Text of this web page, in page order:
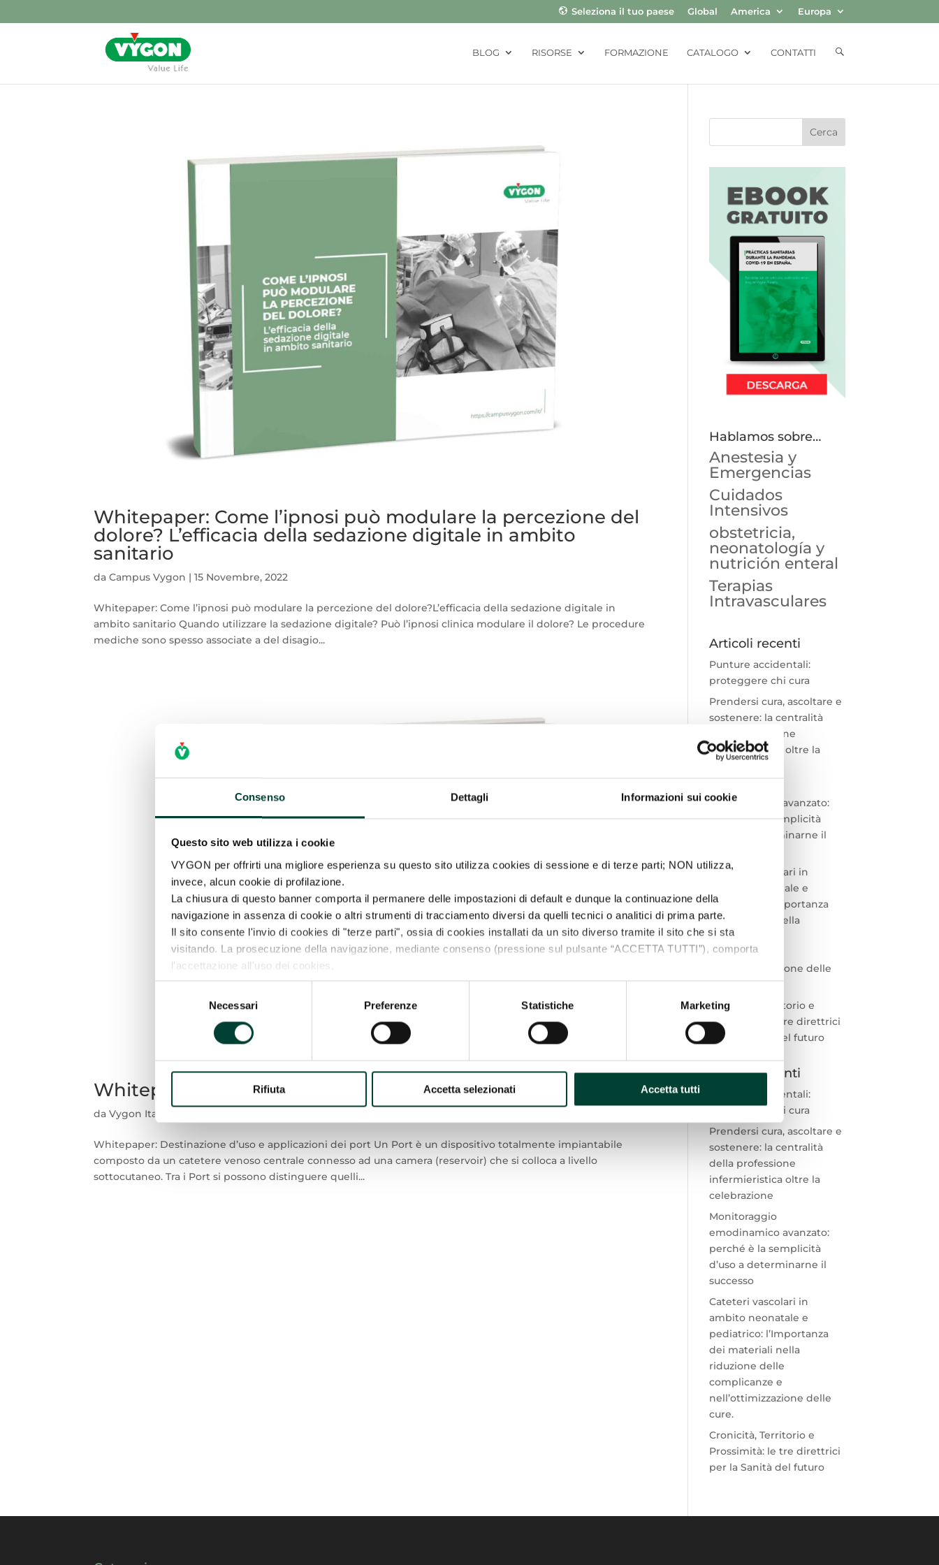
Consenso Dettagli Informazioni sui cookie
Questo sito web utilizza i cookie
VYGON per offrirti una migliore esperienza su questo sito utilizza cookies di sessione e di terze parti; NON utilizza,
invece, alcun cookie di profilazione.
La chiusura di questo banner comporta il permanere delle impostazioni di default e dunque la continuazione della
navigazione in assenza di cookie o altri strumenti di tracciamento diversi da quelli tecnici o analitici di prima parte.
Il sito consente l'invio di cookies di "terze parti", ossia di cookies installati da un sito diverso tramite il sito che si sta
visitando. La prosecuzione della navigazione, mediante consenso (pressione sul pulsante “ACCETTA TUTTI”), comporta
l'accettazione all'uso dei cookies.
Per maggiori informazioni o se vuoi negare il consenso a tutti o soltanto ad alcuni dei cookies sono a tua disposizione
l'informativa completa, che ti illustrerà anche i tuoi diritti in relazione al trattamento dei tuoi dati personali, ed il pulsante di
Necessari Preferenze Statistiche Marketing
Rifiuta Accetta selezionati Accetta tutti
Seleziona il tuo paese Global America Europa
BLOG RISORSE FORMAZIONE CATALOGO CONTATTI
O
L
E
Whitepaper: Come l’ipnosi può modulare la percezione del
dolore? L’efficacia della sedazione digitale in ambito
sanitario
daCampus Vygon |15 Novembre, 2022
Whitepaper: Come l’ipnosi può modulare la percezione del dolore?L’efficacia della sedazione digitale in
ambito sanitario Quando utilizzare la sedazione digitale? Può l’ipnosi clinica modulare il dolore? Le procedure
mediche sono spesso associate a del disagio...
Whitepaper: ­Destinazione d’uso e applicazioni dei port
daVygon Italia
Whitepaper: ­Destinazione d’uso e applicazioni dei port Un Port è un dispositivo totalmente impiantabile
composto da un catetere venoso centrale connesso ad una camera (reservoir) che si colloca a livello
sottocutaneo. Tra i Port si possono distinguere quelli...
Hablamos sobre…
Anestesia y
Emergencias
Cuidados
Intensivos
obstetricia,
neonatología y
nutrición enteral
Terapias
Intravasculares
Articoli recenti
Punture accidentali:
proteggere chi cura
Prendersi cura, ascoltare e
sostenere: la centralità
della professione
infermieristica oltre la
celebrazione
emodinamico avanzato:
perché è la semplicità
d’uso a determinarne il
Cateteri vascolari in
ambito neonatale e
pediatrico: l’Importanza
dei materiali nella
riduzione delle
complicanze e
nell’ottimizzazione delle
cure.
Cronicità, Territorio e
Prossimità: le tre direttrici
per la Sanità del futuro
Articoli recenti
Punture accidentali:
proteggere chi cura
Prendersi cura, ascoltare e
sostenere: la centralità
della professione
infermieristica oltre la
celebrazione
Monitoraggio
emodinamico avanzato:
perché è la semplicità
d’uso a determinarne il
successo
Cateteri vascolari in
ambito neonatale e
pediatrico: l’Importanza
dei materiali nella
riduzione delle
complicanze e
nell’ottimizzazione delle
cure.
Cronicità, Territorio e
Prossimità: le tre direttrici
per la Sanità del futuro